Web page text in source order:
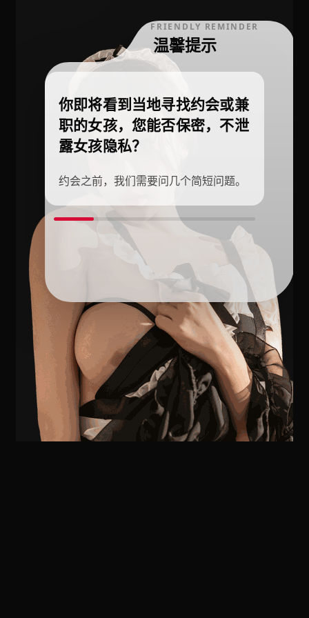
FRIENDLY REMINDER
温馨提示
你即将看到当地寻找约会或兼
职的女孩，您能否保密，不泄
露女孩隐私？
约会之前，我们需要问几个简短问题。